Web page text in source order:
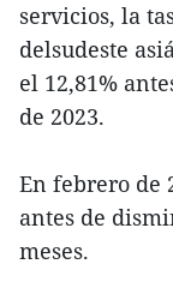
servicios, la
delsudeste
el 12,81%
de 2023.
En febrero de
antes de
meses.